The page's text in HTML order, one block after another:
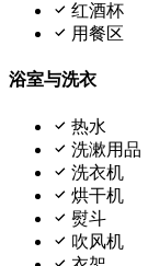
红酒杯
用餐区
浴室与洗衣
热水
洗漱用品
洗衣机
烘干机
熨斗
吹风机